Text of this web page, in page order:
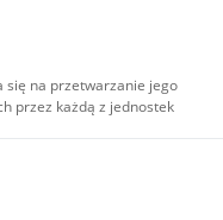
się na przetwarzanie jego
przez każdą z jednostek